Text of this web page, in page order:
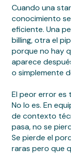
Cuando una
conocimiento
eficiente. Una
billing, otra el
porque no hay
aparece
o simplemente
El peor error es
No lo es. En
de contexto
pasa, no se
Se pierde el
raras pero que